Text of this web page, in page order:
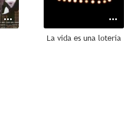
La vida es una lotería